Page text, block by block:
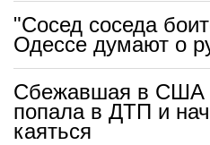
"Сосед соседа
Одессе думают о
Сбежавшая в США
попала в ДТП и
каяться